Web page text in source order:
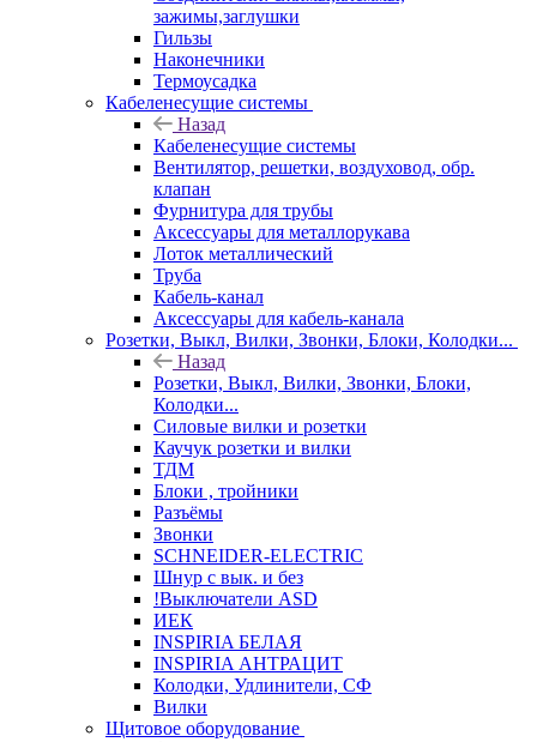
зажимы,заглушки
Гильзы
Наконечники
Термоусадка
Кабеленесущие системы
Назад
Кабеленесущие системы
Вентилятор, решетки, воздуховод, обр.
клапан
Фурнитура для трубы
Аксессуары для металлорукава
Лоток металлический
Труба
Кабель-канал
Аксессуары для кабель-канала
Розетки, Выкл, Вилки, Звонки, Блоки, Колодки...
Назад
Розетки, Выкл, Вилки, Звонки, Блоки,
Колодки...
Силовые вилки и розетки
Каучук розетки и вилки
ТДМ
Блоки , тройники
Разъёмы
Звонки
SCHNEIDER-ELECTRIC
Шнур с вык. и без
!Выключатели ASD
ИЕК
INSPIRIA БЕЛАЯ
INSPIRIA АНТРАЦИТ
Колодки, Удлинители, СФ
Вилки
Щитовое оборудование